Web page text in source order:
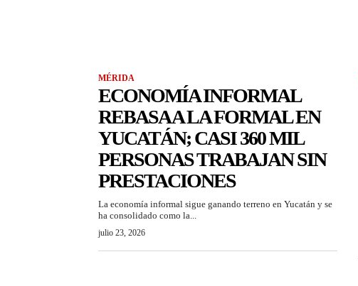
MÉRIDA
ECONOMÍA INFORMAL
REBASA A LA FORMAL EN
YUCATÁN; CASI 360 MIL
PERSONAS TRABAJAN SIN
PRESTACIONES
La economía informal sigue ganando terreno en Yucatán y se
ha consolidado como la...
julio 23, 2026